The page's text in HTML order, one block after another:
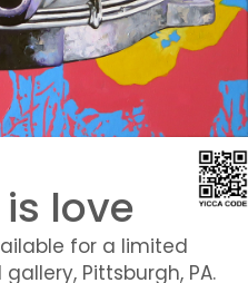
love
for a limited
Pittsburgh, PA.